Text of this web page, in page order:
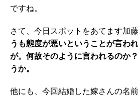
ですね。
さて、今日スポットをあてます加
うも態度が悪いということが言わ
が。何故そのように言われるのか
うか。
他にも、今回結婚した嫁さんの名